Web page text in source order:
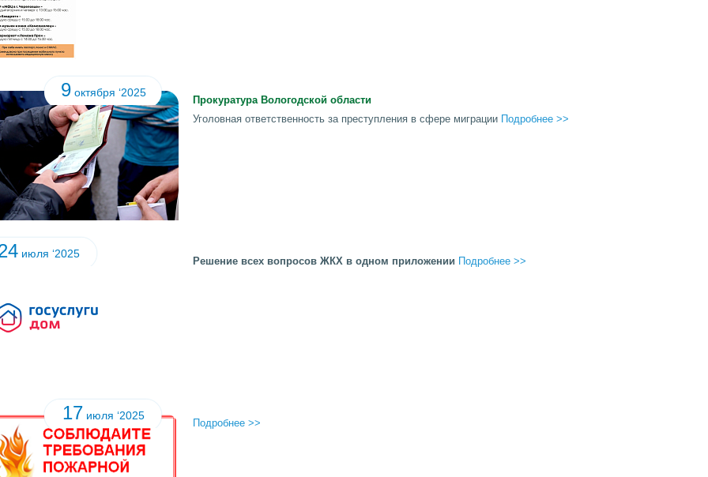
9октября ‘2025
Прокуратура Вологодской области
Уголовная ответственность за преступления в сфере миграции Подробнее >>
июля ‘2025
Решение всех вопросов ЖКХ в одном приложении Подробнее >>
17 июля ‘2025
Подробнее >>